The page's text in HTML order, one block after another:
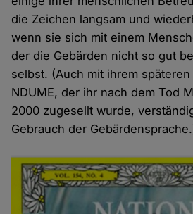
die Zeichen langsam und
wenn sie sich mit einem
der die Gebärden nicht so gut
selbst. (Auch mit ihrem
NDUME, der ihr nach dem Tod
2000 zugesellt wurde,
Gebrauch der